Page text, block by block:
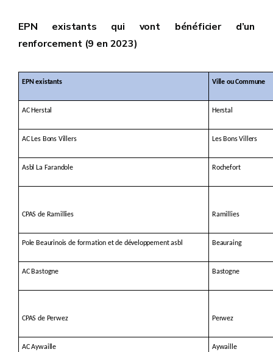
EPN existants qui vont bénéficier d’un
renforcement (9 en 2023)
EPN existants Ville ou Commune
AC Herstal Herstal
AC Les Bons Villers Les Bons Villers
Asbl La Farandole Rochefort
CPAS de Ramillies Ramillies
Pole Beaurinois de formation et de développement asbl Beauraing
AC Bastogne Bastogne
CPAS de Perwez Perwez
AC Aywaille Aywaille